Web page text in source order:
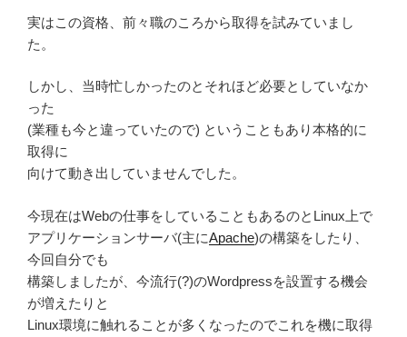
実はこの資格、前々職のころから取得を試みていまし
た。
しかし、当時忙しかったのとそれほど必要としていなか
った
(業種も今と違っていたので) ということもあり本格的に
取得に
向けて動き出していませんでした。
今現在はWebの仕事をしていることもあるのとLinux上で
アプリケーションサーバ(主にApache)の構築をしたり、
今回自分でも
構築しましたが、今流行(?)のWordpressを設置する機会
が増えたりと
Linux環境に触れることが多くなったのでこれを機に取得